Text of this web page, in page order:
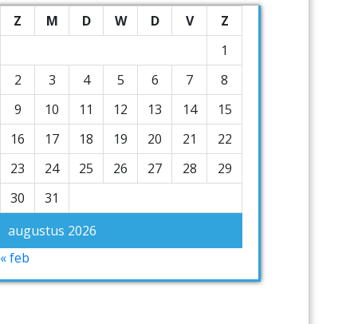
augustus 2026
Z M D W D V
Z
1
2
3 4 5 6 7
8
9
10 11 12 13 14
15
16
17 18 19 20 21
22
23
24 25 26 27 28
29
30
31
« feb